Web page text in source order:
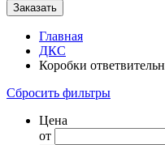
Заказать
Главная
ДКС
Коробки
Сбросить фильтры
Цена
от